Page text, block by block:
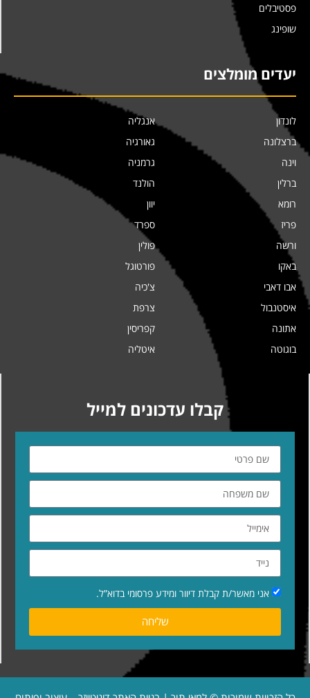
פסטיבלים
שופינג
יעדים מומלצים
לונדון
ברצלונה
וינה
ברלין
רומא
פריז
ורשה
באקו
אבו דאבי
איסטנבול
אתונה
בוגוטה
אנגליה
גאורגיה
גרמניה
הולנד
יוון
ספרד
פולין
פורטוגל
צ'כיה
צרפת
קפריסין
איטליה
קבלו עדכונים למייל
אני מאשר/ת קבלת דיוור ומידע פרסומי בדוא”ל.
שליחה